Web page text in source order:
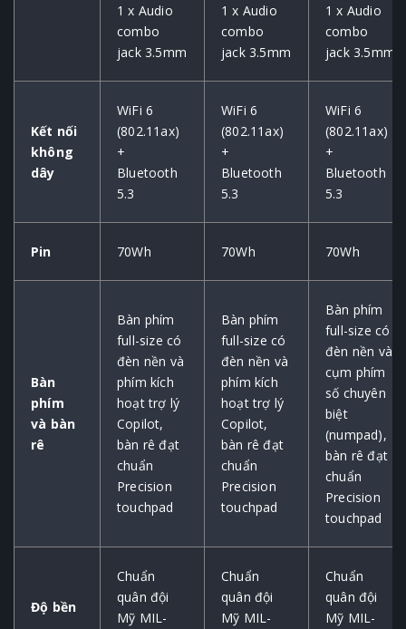
1 x Audio
combo
jack 3.5mm
1 x Audio
combo
jack 3.5mm
1 x Audio
combo
jack 3.5mm
Kết nối
không
dây
WiFi 6
(802.11ax)
+
Bluetooth
5.3
WiFi 6
(802.11ax)
+
Bluetooth
5.3
WiFi 6
(802.11ax)
+
Bluetooth
5.3
Pin 70Wh 70Wh 70Wh
Bàn
phím
và bàn
rê
Bàn phím
full-size có
đèn nền và
phím kích
hoạt trợ lý
Copilot,
bàn rê đạt
chuẩn
Precision
touchpad
Bàn phím
full-size có
đèn nền và
phím kích
hoạt trợ lý
Copilot,
bàn rê đạt
chuẩn
Precision
touchpad
Bàn phím
full-size có
đèn nền và
cụm phím
số chuyên
biệt
(numpad),
bàn rê đạt
chuẩn
Precision
touchpad
Độ bền
Chuẩn
quân đội
Mỹ MIL-
Chuẩn
quân đội
Mỹ MIL-
Chuẩn
quân đội
Mỹ MIL-